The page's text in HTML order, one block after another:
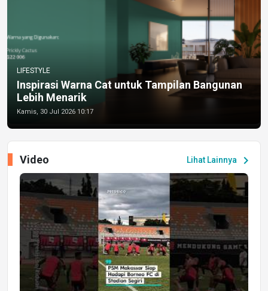
LIFESTYLE
Inspirasi Warna Cat untuk Tampilan Bangunan
Lebih Menarik
Kamis, 30 Jul 2026 10:17
Lihat Lainnya chevron_right
Video